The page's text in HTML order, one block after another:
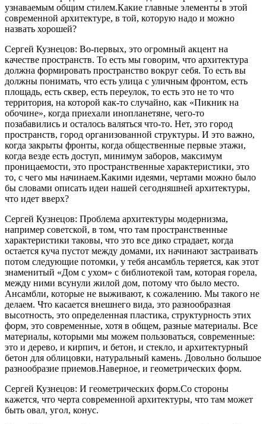
узнаваемым общим стилем.Какие главные элементы в этой
современной архитектуре, в той, которую надо и можно
назвать хорошей?
Сергей Кузнецов: Во-первых, это огромный акцент на
качестве пространств. То есть мы говорим, что архитектура
должна формировать пространство вокруг себя. То есть вы
должны понимать, что есть улица с уличным фронтом, есть
площадь, есть сквер, есть переулок, то есть это не то что
территория, на которой как-то случайно, как «Пикник на
обочине», когда приехали инопланетяне, чего-то
позабавились и осталось валяться что-то. Нет, это город
пространств, город организованной структуры. И это важно,
когда закрыты фронты, когда общественные первые этажи,
когда везде есть доступ, минимум заборов, максимум
проницаемости, это пространственные характеристики, это
то, с чего мы начинаем.Какими идеями, чертами можно было
бы словами описать идеи нашей сегодняшней архитектуры,
что идет вверх?
Сергей Кузнецов: Проблема архитектуры модернизма,
например советской, в том, что там пространственные
характеристики таковы, что это все дико страдает, когда
остается куча пустот между домами, их начинают застраивать
потом следующие потомки, у тебя ансамбль теряется, как этот
знаменитый «Дом с ухом» с библиотекой там, которая горела,
между ними всунули жилой дом, потому что было место.
Ансамбли, которые не выживают, к сожалению. Мы такого не
делаем. Что касается внешнего вида, это разнообразная
высотность, это определенная пластика, структурность этих
форм, это современные, хотя в общем, разные материалы. Все
материалы, которыми мы можем пользоваться, современные:
это и дерево, и кирпич, и бетон, и стекло, и архитектурный
бетон для облицовки, натуральный камень. Довольно большое
разнообразие приемов.Наверное, и геометрических форм.
Сергей Кузнецов: И геометрических форм.Со стороны
кажется, что черта современной архитектуры, что там может
быть овал, угол, конус.